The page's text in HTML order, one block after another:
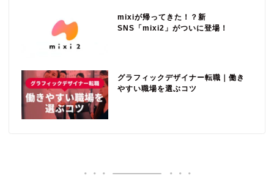
mixiが帰ってきた！？新
SNS「mixi2」がついに登場！
グラフィックデザイナー転職｜働き
やすい職場を選ぶコツ